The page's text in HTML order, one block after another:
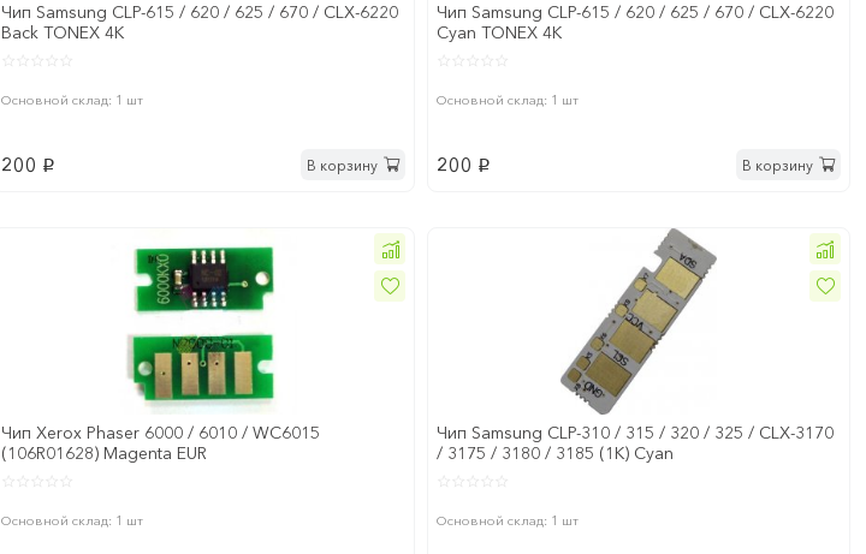
Чип Samsung CLP-615 / 620 / 625 / 670 / CLX-6220
Back TONEX 4K
Основной склад: 1 шт
200 p В корзину
Чип Samsung CLP-615 / 620 / 625 / 670 / CLX-6220
Cyan TONEX 4K
Основной склад: 1 шт
200 p В корзину
Чип Xerox Phaser 6000 / 6010 / WC6015
(106R01628) Magenta EUR
Основной склад: 1 шт
Чип Samsung CLP-310 / 315 / 320 / 325 / CLX-3170
/ 3175 / 3180 / 3185 (1K) Cyan
Основной склад: 1 шт